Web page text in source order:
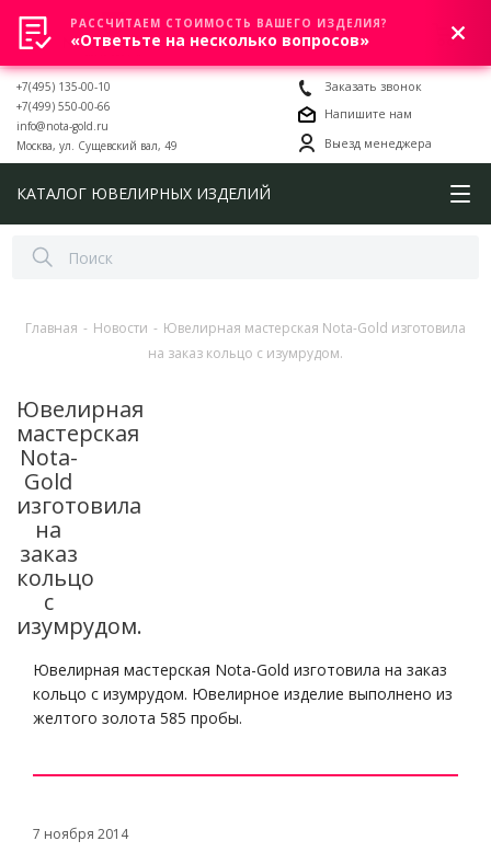
0
+7(495) 135-00-10
+7(499) 550-00-66
info@nota-gold.ru
Москва, ул. Сущевский вал, 49
Заказать звонок
Напишите нам
Выезд менеджера
КАТАЛОГ ЮВЕЛИРНЫХ ИЗДЕЛИЙ
Главная - Новости - Ювелирная мастерская Nota-Gold изготовила
на заказ кольцо с изумрудом.
Ювелирная
мастерская
Nota-
Gold
изготовила
на
заказ
кольцо
с
изумрудом.
Ювелирная мастерская Nota-Gold изготовила на заказ
кольцо с изумрудом. Ювелирное изделие выполнено из
желтого золота 585 пробы.
7 ноября 2014
РАССЧИТАЕМ СТОИМОСТЬ ВАШЕГО ИЗДЕЛИЯ?
«Ответьте на несколько вопросов»